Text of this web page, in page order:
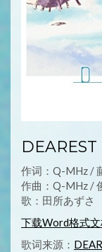
作词：Q-MHz /
作曲：Q-MHz /
歌：田所あずさ
下载Word格式文
歌词来源：